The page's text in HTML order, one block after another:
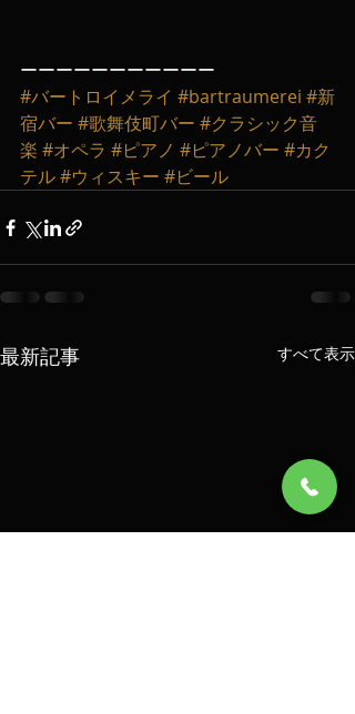
ーーーーーーーーーーー
#バートロイメライ #bartraumerei #新
宿バー #歌舞伎町バー #クラシック音
楽 #オペラ #ピアノ #ピアノバー #カク
テル#ウィスキー #ビール
最新記事 すべて表示